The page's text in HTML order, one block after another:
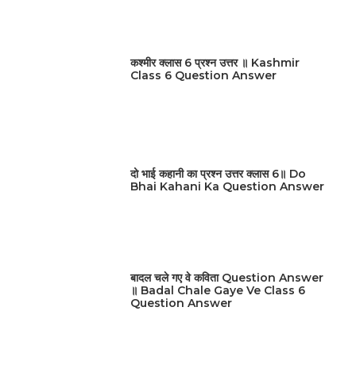
कश्मीर क्लास 6 प्रश्न उत्तर ॥ Kashmir
Class 6 Question Answer
दो भाई कहानी का प्रश्न उत्तर क्लास 6॥ Do
Bhai Kahani Ka Question Answer
बादल चले गए वे कविता Question Answer
॥ Badal Chale Gaye Ve Class 6
Question Answer